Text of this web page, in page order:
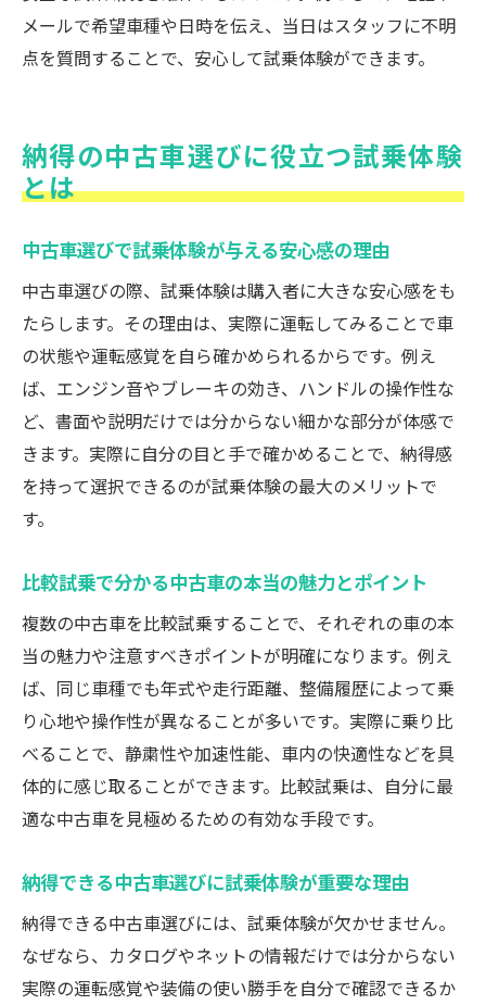
安全な中古車選びに欠かせない試乗時の注意点
中古車試乗時に意識したい安全チェック項
中古車試乗中に確認すべき装備や機能とは
快適で安全な中古車を見つける試乗のコツ
試乗時に見逃せない中古車の安全性チェッ
ク
メールで希望車種や日時を伝え、当日はスタッフに不明
点を質問することで、安心して試乗体験ができます。
納得の中古車選びに役立つ試乗体験
とは
中古車選びで試乗体験が与える安心感の理由
中古車選びの際、試乗体験は購入者に大きな安心感をも
たらします。その理由は、実際に運転してみることで車
の状態や運転感覚を自ら確かめられるからです。例え
ば、エンジン音やブレーキの効き、ハンドルの操作性な
ど、書面や説明だけでは分からない細かな部分が体感で
きます。実際に自分の目と手で確かめることで、納得感
を持って選択できるのが試乗体験の最大のメリットで
す。
比較試乗で分かる中古車の本当の魅力とポイント
複数の中古車を比較試乗することで、それぞれの車の本
当の魅力や注意すべきポイントが明確になります。例え
ば、同じ車種でも年式や走行距離、整備履歴によって乗
り心地や操作性が異なることが多いです。実際に乗り比
べることで、静粛性や加速性能、車内の快適性などを具
体的に感じ取ることができます。比較試乗は、自分に最
適な中古車を見極めるための有効な手段です。
納得できる中古車選びに試乗体験が重要な理由
納得できる中古車選びには、試乗体験が欠かせません。
なぜなら、カタログやネットの情報だけでは分からない
実際の運転感覚や装備の使い勝手を自分で確認できるか